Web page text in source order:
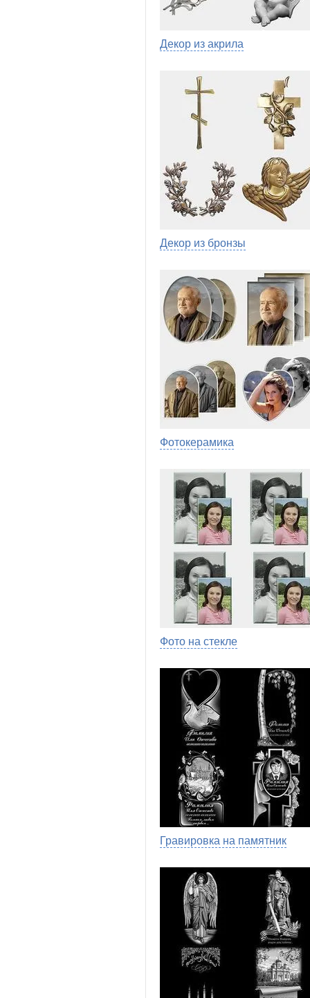
Декор из акрила
Декор из бронзы
Фотокерамика
Фото на стекле
Гравировка на памятник